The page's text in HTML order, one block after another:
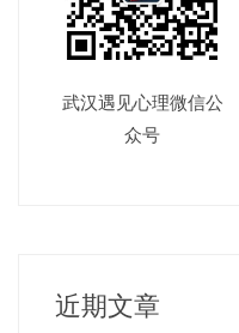
武汉遇见心理微信公
众号
近期文章